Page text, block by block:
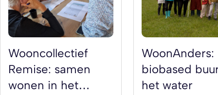
Wooncollectief
Remise: samen
wonen in het
WoonAnders:
biobased
het water